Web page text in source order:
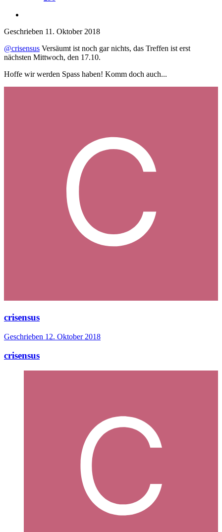
Geschrieben 11. Oktober 2018
@crisensus Versäumt ist noch gar nichts, das Treffen ist erst
nächsten Mittwoch, den 17.10.
Hoffe wir werden Spass haben! Komm doch auch...
crisensus
Geschrieben 12. Oktober 2018
crisensus